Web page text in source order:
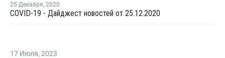
25 Декабря, 2020
COVID-19 - Дайджест новостей от 25.12.2020
17 Июля, 2023